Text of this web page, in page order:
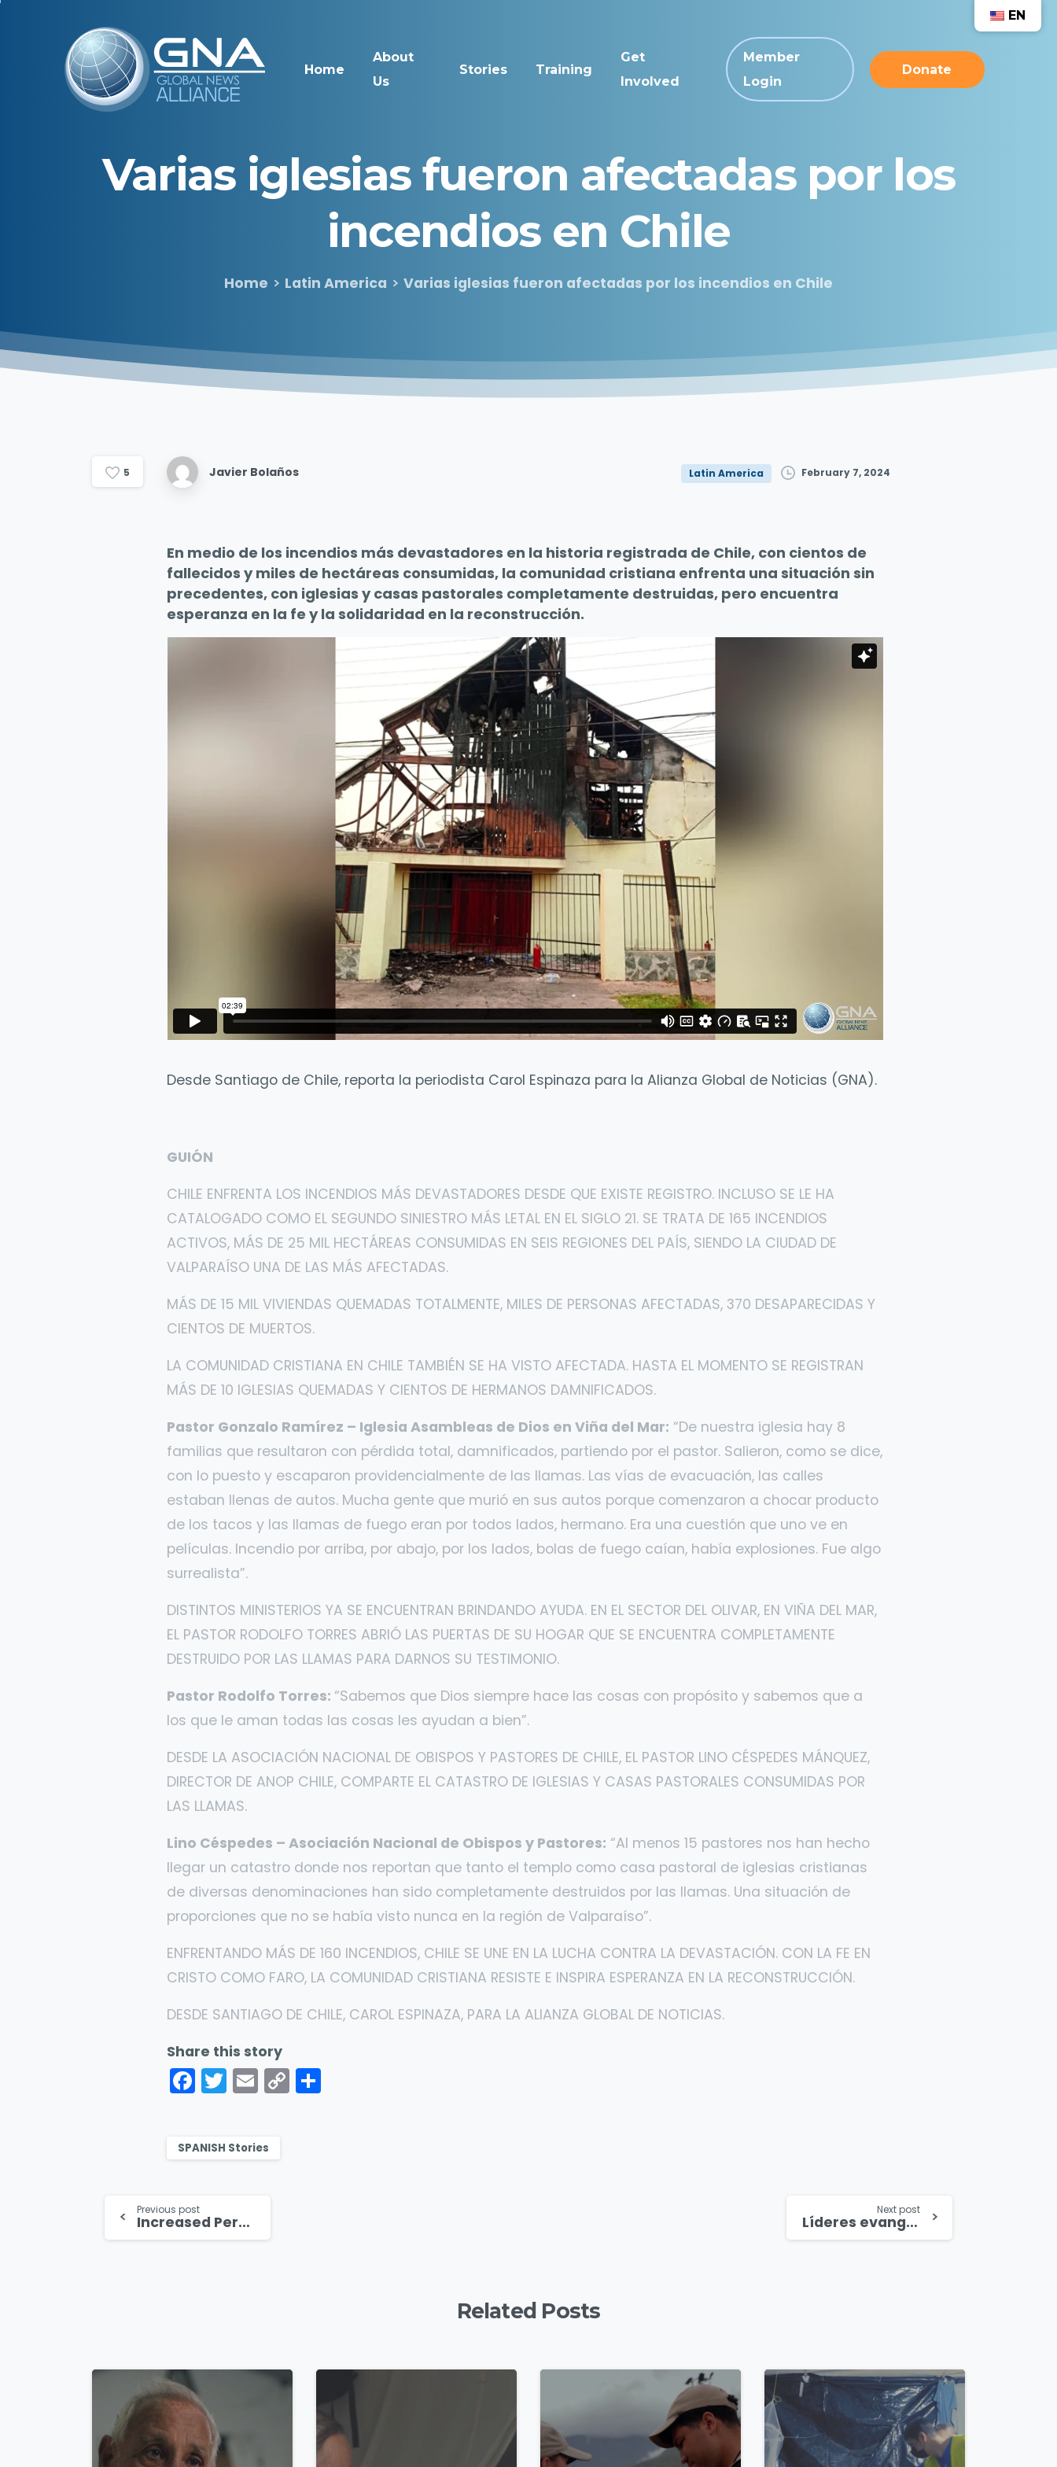
Home
About
Us
Stories Training
Get
Involved
Member
Login
Donate
Varias iglesias fueron afectadas por los
incendios en Chile
Home Latin America Varias iglesias fueron afectadas por los incendios en Chile
5 Javier Bolaños Latin America February 7, 2024
En medio de los incendios más devastadores en la historia registrada de Chile, con cientos de
fallecidos y miles de hectáreas consumidas, la comunidad cristiana enfrenta una situación sin
precedentes, con iglesias y casas pastorales completamente destruidas, pero encuentra
esperanza en la fe y la solidaridad en la reconstrucción.
Desde Santiago de Chile, reporta la periodista Carol Espinaza para la Alianza Global de Noticias (GNA).
GUIÓN
CHILE ENFRENTA LOS INCENDIOS MÁS DEVASTADORES DESDE QUE EXISTE REGISTRO. INCLUSO SE LE HA
CATALOGADO COMO EL SEGUNDO SINIESTRO MÁS LETAL EN EL SIGLO 21. SE TRATA DE 165 INCENDIOS
ACTIVOS, MÁS DE 25 MIL HECTÁREAS CONSUMIDAS EN SEIS REGIONES DEL PAÍS, SIENDO LA CIUDAD DE
VALPARAÍSO UNA DE LAS MÁS AFECTADAS.
MÁS DE 15 MIL VIVIENDAS QUEMADAS TOTALMENTE, MILES DE PERSONAS AFECTADAS, 370 DESAPARECIDAS Y
CIENTOS DE MUERTOS.
LA COMUNIDAD CRISTIANA EN CHILE TAMBIÉN SE HA VISTO AFECTADA. HASTA EL MOMENTO SE REGISTRAN
MÁS DE 10 IGLESIAS QUEMADAS Y CIENTOS DE HERMANOS DAMNIFICADOS.
Pastor Gonzalo Ramírez – Iglesia Asambleas de Dios en Viña del Mar: “De nuestra iglesia hay 8
familias que resultaron con pérdida total, damnificados, partiendo por el pastor. Salieron, como se dice,
con lo puesto y escaparon providencialmente de las llamas. Las vías de evacuación, las calles
estaban llenas de autos. Mucha gente que murió en sus autos porque comenzaron a chocar producto
de los tacos y las llamas de fuego eran por todos lados, hermano. Era una cuestión que uno ve en
películas. Incendio por arriba, por abajo, por los lados, bolas de fuego caían, había explosiones. Fue algo
surrealista”.
DISTINTOS MINISTERIOS YA SE ENCUENTRAN BRINDANDO AYUDA. EN EL SECTOR DEL OLIVAR, EN VIÑA DEL MAR,
EL PASTOR RODOLFO TORRES ABRIÓ LAS PUERTAS DE SU HOGAR QUE SE ENCUENTRA COMPLETAMENTE
DESTRUIDO POR LAS LLAMAS PARA DARNOS SU TESTIMONIO.
Pastor Rodolfo Torres: “Sabemos que Dios siempre hace las cosas con propósito y sabemos que a
los que le aman todas las cosas les ayudan a bien”.
DESDE LA ASOCIACIÓN NACIONAL DE OBISPOS Y PASTORES DE CHILE, EL PASTOR LINO CÉSPEDES MÁNQUEZ,
DIRECTOR DE ANOP CHILE, COMPARTE EL CATASTRO DE IGLESIAS Y CASAS PASTORALES CONSUMIDAS POR
LAS LLAMAS.
Lino Céspedes – Asociación Nacional de Obispos y Pastores: “Al menos 15 pastores nos han hecho
llegar un catastro donde nos reportan que tanto el templo como casa pastoral de iglesias cristianas
de diversas denominaciones han sido completamente destruidos por las llamas. Una situación de
proporciones que no se había visto nunca en la región de Valparaíso”.
ENFRENTANDO MÁS DE 160 INCENDIOS, CHILE SE UNE EN LA LUCHA CONTRA LA DEVASTACIÓN. CON LA FE EN
CRISTO COMO FARO, LA COMUNIDAD CRISTIANA RESISTE E INSPIRA ESPERANZA EN LA RECONSTRUCCIÓN.
DESDE SANTIAGO DE CHILE, CAROL ESPINAZA, PARA LA ALIANZA GLOBAL DE NOTICIAS.
Share this story
Facebook
Twitter
Email
Copy
Link
SPANISH Stories
Continue
Previous post
Increased Persecution and Surveillance in China
Next post
Líderes evangélicos lamentan la muerte del expresidente Sebastián Piñera
Related Posts
9
EN